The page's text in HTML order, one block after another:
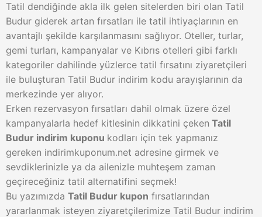
Tatil dendiğinde akla ilk gelen sitelerden biri olan Tatil
Budur giderek artan fırsatları ile tatil ihtiyaçlarının en
avantajlı şekilde karşılanmasını sağlıyor. Oteller, turlar,
gemi turları, kampanyalar ve Kıbrıs otelleri gibi farklı
kategoriler dahilinde yüzlerce tatil fırsatını ziyaretçileri
ile buluşturan Tatil Budur indirim kodu arayışlarının da
merkezinde yer alıyor.
Erken rezervasyon fırsatları dahil olmak üzere özel
kampanyalarla hedef kitlesinin dikkatini çeken Tatil
Budur indirim kuponu kodları için tek yapmanız
gereken indirimkuponum.net adresine girmek ve
sevdiklerinizle ya da ailenizle muhteşem zaman
geçireceğiniz tatil alternatifini seçmek!
Bu yazımızda Tatil Budur kupon fırsatlarından
yararlanmak isteyen ziyaretçilerimize Tatil Budur indirim